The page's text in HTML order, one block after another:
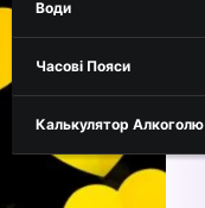
Води
Часові Пояси
Калькулятор Алкоголю